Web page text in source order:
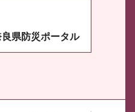
良県防災ポータル